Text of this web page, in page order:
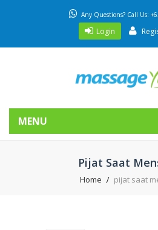
Any Questions? Call Us:
Login
MENU
Pijat Saat
Home pijat saat